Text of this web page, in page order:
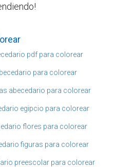
pdf para colorear
para colorear
abecedario para colorear
egipcio para colorear
flores para colorear
figuras para colorear
preescolar para colorear